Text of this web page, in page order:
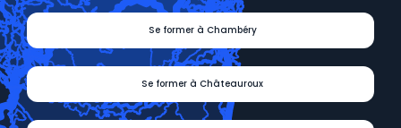
Se former à Chambéry
Se former à Châteauroux